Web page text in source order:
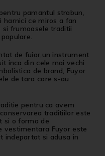
pamantul strabun,
harnici ce miros a fan
si frumoasele traditii
de fuior,un instrument
inca din cele mai vechi
de brand, Fuyor
de tara care s-au
pentru ca avem
traditiilor este
si o forma de
vestimentara Fuyor este
indepartat si adusa in